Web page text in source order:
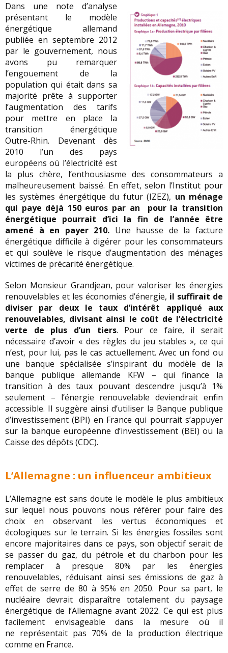
Dans une note d’analyse
présentant le modèle
énergétique allemand
publiée en septembre 2012
par le gouvernement, nous
avons pu remarquer
l’engouement de la
population qui était dans sa
majorité prête à supporter
l’augmentation des tarifs
pour mettre en place la
transition énergétique
Outre-Rhin. Devenant dès
2010 l’un des pays
européens où l’électricité est
la plus chère, l’enthousiasme des consommateurs a
malheureusement baissé. En effet, selon l’Institut pour
les systèmes énergétique du futur (IZEZ), un ménage
qui paye déjà 150 euros par an pour la transition
énergétique pourrait d’ici la fin de l’année être
amené à en payer 210. Une hausse de la facture
énergétique difficile à digérer pour les consommateurs
et qui soulève le risque d’augmentation des ménages
victimes de précarité énergétique.
Selon Monsieur Grandjean, pour valoriser les énergies
renouvelables et les économies d’énergie, il suffirait de
diviser par deux le taux d’intérêt appliqué aux
renouvelables, divisant ainsi le coût de l’électricité
verte de plus d’un tiers. Pour ce faire, il serait
nécessaire d’avoir « des règles du jeu stables », ce qui
n’est, pour lui, pas le cas actuellement. Avec un fond ou
une banque spécialisée s’inspirant du modèle de la
banque publique allemande KFW – qui finance la
transition à des taux pouvant descendre jusqu’à 1%
seulement – l’énergie renouvelable deviendrait enfin
accessible. Il suggère ainsi d’utiliser la Banque publique
d’investissement (BPI) en France qui pourrait s’appuyer
sur la banque européenne d’investissement (BEI) ou la
Caisse des dépôts (CDC).
L’Allemagne : un influenceur ambitieux
L’Allemagne est sans doute le modèle le plus ambitieux
sur lequel nous pouvons nous référer pour faire des
choix en observant les vertus économiques et
écologiques sur le terrain. Si les énergies fossiles sont
encore majoritaires dans ce pays, son objectif serait de
se passer du gaz, du pétrole et du charbon pour les
remplacer à presque 80% par les énergies
renouvelables, réduisant ainsi ses émissions de gaz à
effet de serre de 80 à 95% en 2050. Pour sa part, le
nucléaire devrait disparaître totalement du paysage
énergétique de l’Allemagne avant 2022. Ce qui est plus
facilement envisageable dans la mesure où il
ne représentait pas 70% de la production électrique
comme en France.